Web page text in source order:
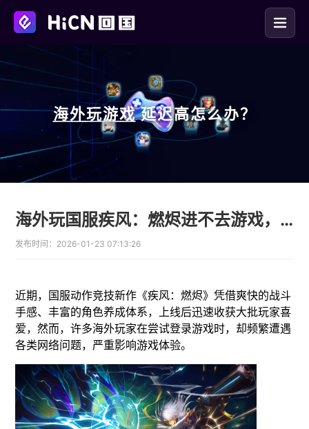
海外玩游戏 延迟高怎么办？
海外玩国服疾风：燃烬进不去游戏，卡加载，无法连接服务器的解决办法
发布时间： 2026-01-23 07:13:26
近期，国服动作竞技新作《疾风：燃烬》凭借爽快的战斗
手感、丰富的角色养成体系，上线后迅速收获大批玩家喜
爱，然而，许多海外玩家在尝试登录游戏时，却频繁遭遇
各类网络问题，严重影响游戏体验。